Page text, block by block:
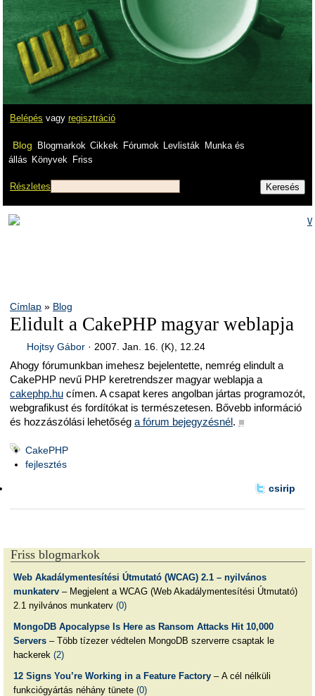
Belépés vagy regisztráció
Blog Blogmarkok Cikkek Fórumok Levlisták
Munka és
állás Könyvek Friss
Részletes
Címlap » Blog
Elidult a CakePHP magyar weblapja
Hojtsy Gábor· 2007. Jan. 16. (K), 12.24
Ahogy fórumunkban imehesz bejelentette, nemrég elindult a
CakePHP nevű PHP keretrendszer magyar weblapja a
cakephp.hu címen. A csapat keres angolban jártas programozót,
webgrafikust és fordítókat is természetesen. Bővebb információ
és hozzászólási lehetőség a fórum bejegyzésnél. ■
CakePHP
fejlesztés
csirip
Friss blogmarkok
Web Akadálymentesítési Útmutató (WCAG) 2.1 – nyilvános
munkaterv– Megjelent a WCAG (Web Akadálymentesítési Útmutató)
2.1 nyilvános munkaterv (0)
MongoDB Apocalypse Is Here as Ransom Attacks Hit 10,000
Servers– Több tízezer védtelen MongoDB szerverre csaptak le
hackerek (2)
12 Signs You’re Working in a Feature Factory– A cél nélküli
funkciógyártás néhány tünete (0)